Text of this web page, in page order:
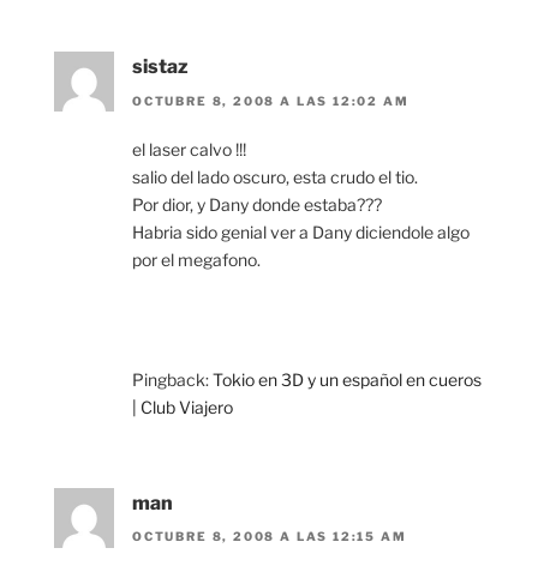
sistaz
OCTUBRE 8, 2008 A LAS 12:02 AM
el laser calvo !!!
salio del lado oscuro, esta crudo el tio.
Por dior, y Dany donde estaba???
Habria sido genial ver a Dany diciendole algo
por el megafono.
Pingback:Tokio en 3D y un español en cueros
| Club Viajero
man
OCTUBRE 8, 2008 A LAS 12:15 AM